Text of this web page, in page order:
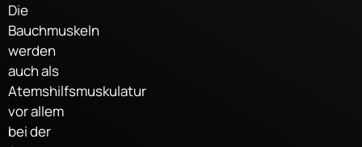
Die
Bauchmuskeln
werden
auch als
Atemshilfsmuskulatur
vor allem
bei der